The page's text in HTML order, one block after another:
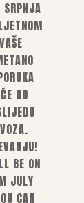
i
i
ugovora
plaćanja
ili e-
i
OD
BE ON
JULY
CAN